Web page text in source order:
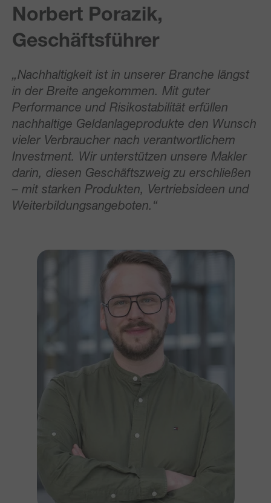
Norbert Porazik,
Geschäftsführer
„Nachhaltigkeit ist in unserer Branche längst
in der Breite angekommen. Mit guter
Performance und Risikostabilität erfüllen
nachhaltige Geldanlageprodukte den Wunsch
vieler Verbraucher nach verantwortlichem
Investment. Wir unterstützen unsere Makler
darin, diesen Geschäftszweig zu erschließen
– mit starken Produkten, Vertriebsideen und
Weiterbildungsangeboten.“